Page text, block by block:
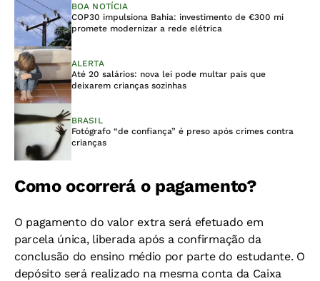
BOA NOTÍCIA
COP30 impulsiona Bahia: investimento de €300 mi
promete modernizar a rede elétrica
ALERTA
Até 20 salários: nova lei pode multar pais que
deixarem crianças sozinhas
BRASIL
Fotógrafo “de confiança” é preso após crimes contra
crianças
Como ocorrerá o pagamento?
O pagamento do valor extra será efetuado em
parcela única, liberada após a confirmação da
conclusão do ensino médio por parte do estudante. O
depósito será realizado na mesma conta da Caixa